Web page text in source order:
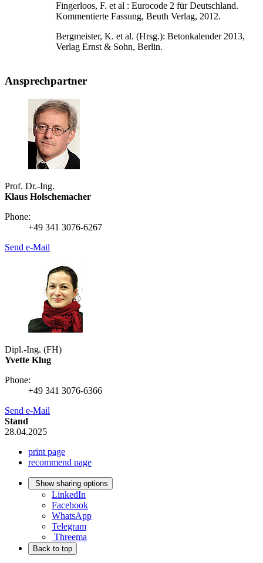
Fingerloos, F. et al : Eurocode 2 für Deutschland.
Kommentierte Fassung, Beuth Verlag, 2012.
Bergmeister, K. et al. (Hrsg.): Betonkalender 2013,
Verlag Ernst & Sohn, Berlin.
Ansprechpartner
Prof. Dr.-Ing.
Klaus Holschemacher
Phone:
+49 341 3076-6267
Send e-Mail
Dipl.-Ing. (FH)
Yvette Klug
Phone:
+49 341 3076-6366
Send e-Mail
Stand
28.04.2025
print page
recommend page
Show sharing options
LinkedIn
Facebook
WhatsApp
Telegram
Threema
Back to top